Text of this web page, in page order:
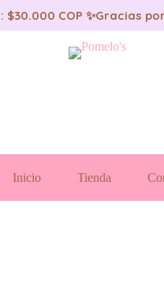
COP ✨Gracias
Inicio Tienda